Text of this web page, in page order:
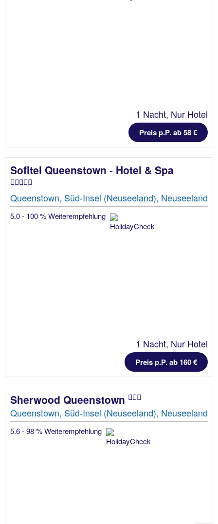
1 Nacht, Nur Hotel
Preis p.P. ab 58 €
Sofitel Queenstown - Hotel & Spa
Queenstown, Süd-Insel (Neuseeland), Neuseeland
5.0 - 100 % Weiterempfehlung
1 Nacht, Nur Hotel
Preis p.P. ab 160 €
Sherwood Queenstown
Queenstown, Süd-Insel (Neuseeland), Neuseeland
5.6 - 98 % Weiterempfehlung